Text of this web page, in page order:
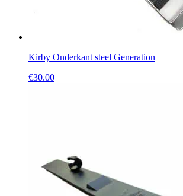
Kirby Onderkant steel Generation
€30.00